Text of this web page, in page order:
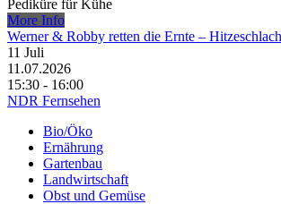
Pediküre für Kühe
More Info
Werner & Robby retten die Ernte –
11 Juli
11.07.2026
15:30 - 16:00
NDR Fernsehen
Bio/Öko
Ernährung
Gartenbau
Landwirtschaft
Obst und Gemüse